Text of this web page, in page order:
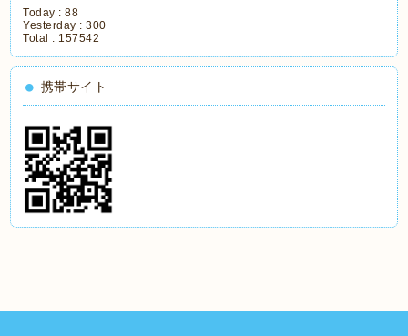
Today :88
Yesterday :300
Total : 157542
携帯サイト